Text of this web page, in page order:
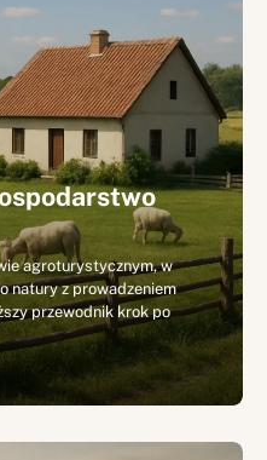
agroturystycznym, w
natury z prowadzeniem
przewodnik krok po